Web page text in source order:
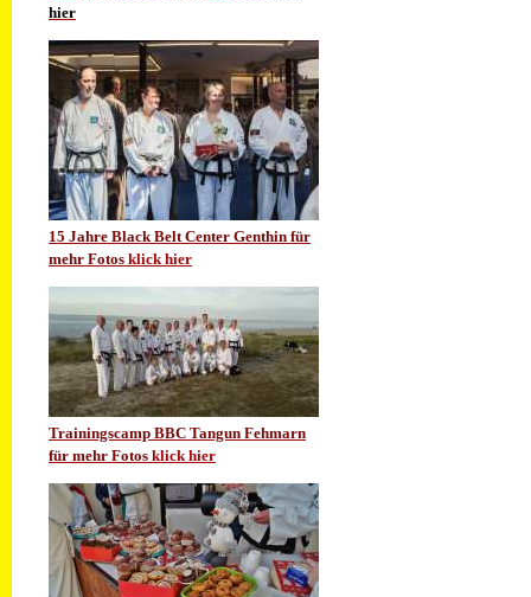
hier
15 Jahre Black Belt Center Genthin für
mehr Fotos klick hier
Trainingscamp BBC Tangun Fehmarn
für mehr Fotos klick hier